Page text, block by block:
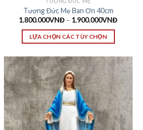
Tượng Đức Mẹ Ban Ơn 40cm
1.800.000VNĐ – 1.900.000VNĐ
LỰA CHỌN CÁC TÙY CHỌN